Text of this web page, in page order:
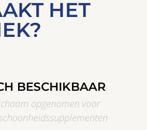
HET
BESCHIKBAAR
opgenomen voor